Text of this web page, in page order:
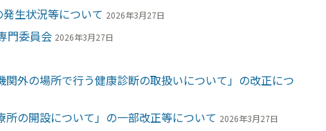
生状況等について 2026年3月27日
門委員会 2026年3月27日
外の場所で行う健康診断の取扱いについて」の改正につ
所の開設について」の一部改正等について 2026年3月27日